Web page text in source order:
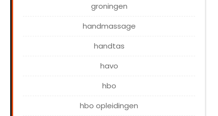
groningen
handmassage
handtas
havo
hbo
hbo opleidingen